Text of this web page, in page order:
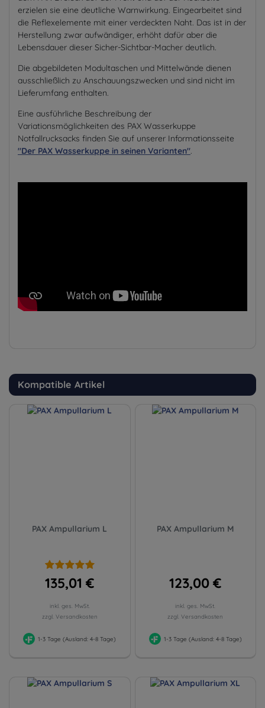
erzielen sie eine deutliche Warnwirkung. Eingearbeitet sind
die Reflexelemente mit einer verdeckten Naht. Das ist in der
Herstellung zwar aufwändiger, erhöht dafür aber die
Lebensdauer dieser Sicher-Sichtbar-Macher deutlich.
Die abgebildeten Modultaschen und Mittelwände dienen
ausschließlich zu Anschauungszwecken und sind nicht im
Lieferumfang enthalten.
Eine ausführliche Beschreibung der
Variationsmöglichkeiten des PAX Wasserkuppe
Notfallrucksacks finden Sie auf unserer Informationsseite
"Der PAX Wasserkuppe in seinen Varianten".
Kompatible Artikel
PAX Ampullarium L
135,01 €
inkl. ges. MwSt.
zzgl. Versandkosten
1-3 Tage (Ausland: 4-8 Tage)
PAX Ampullarium M
123,00 €
inkl. ges. MwSt.
zzgl. Versandkosten
1-3 Tage (Ausland: 4-8 Tage)